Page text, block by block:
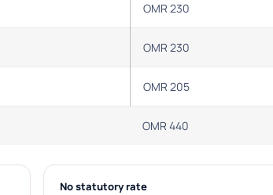
OMR 230
OMR 230
OMR 205
OMR 440
No statutory rate